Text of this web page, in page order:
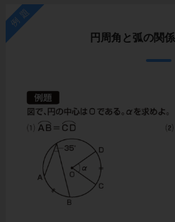
例題
円周角と弧の関